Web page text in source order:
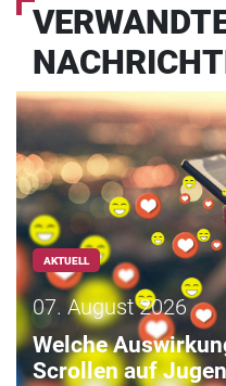
AKTUELL
07. August 2026
Welche
Scrollen auf